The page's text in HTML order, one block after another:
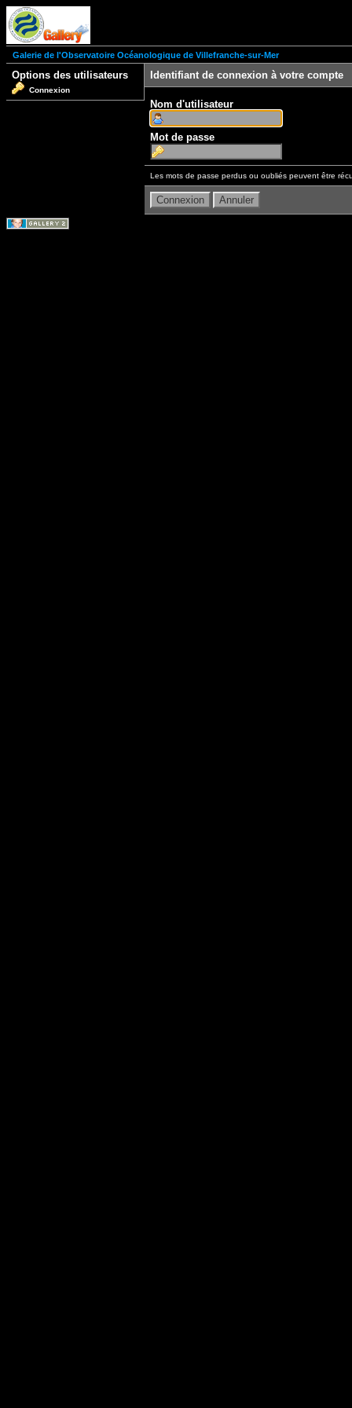
Galerie de l'Observatoire Océanologique de Villefranche-sur-Mer
Options des utilisateurs
Connexion
Identifiant de connexion à votre compte
Nom d'utilisateur
Mot de passe
Les mots de passe perdus ou oubliés peuvent être